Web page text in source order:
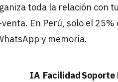
toda la relación con
En Perú, solo el 25%
y memoria.
IA FacilidadSoporte